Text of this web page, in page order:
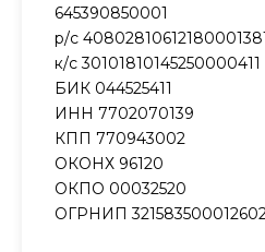
645390850001
р/с
к/с 30101810145250000411
БИК 044525411
ИНН 7702070139
КПП 770943002
ОКОНХ 96120
ОКПО 00032520
ОГРНИП